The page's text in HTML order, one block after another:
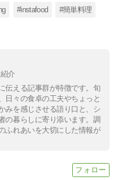
#instafood #簡単料理
介
伝える記事群が特徴です。旬
日々の食卓の工夫やちょっと
みを感じさせる語り口と、シ
の暮らしに寄り添います。調
ふれあいを大切にした情報が